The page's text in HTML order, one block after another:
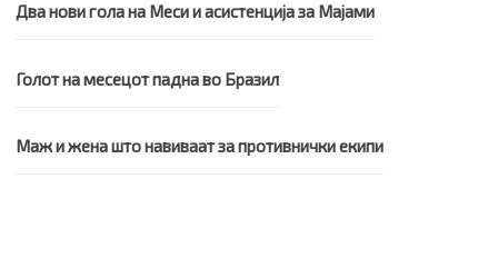
Два нови гола на Меси и асистенција за Мајами
Голот на месецот падна во Бразил
Маж и жена што навиваат за противнички екипи